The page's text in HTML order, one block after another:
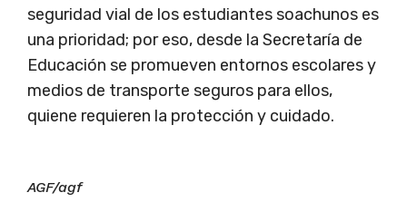
seguridad vial de los estudiantes soachunos es
una prioridad; por eso, desde la Secretaría de
Educación se promueven entornos escolares y
medios de transporte seguros para ellos,
quiene requieren la protección y cuidado.
AGF/agf